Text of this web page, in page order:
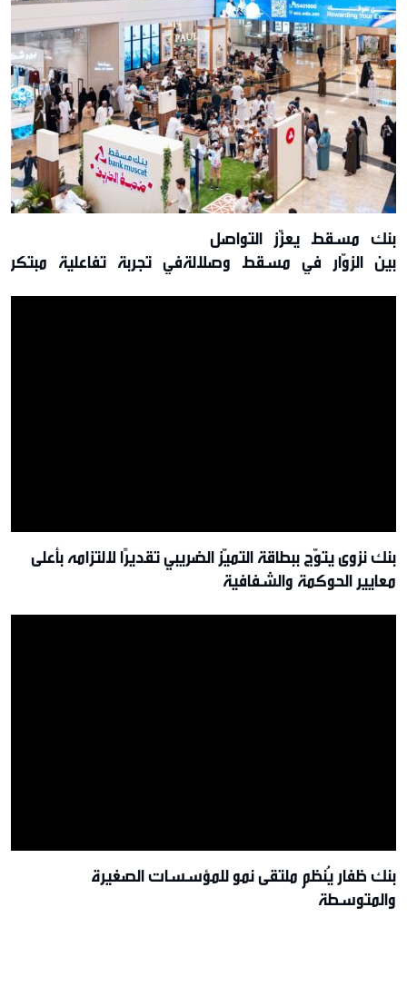
بنك مسقط يعزّز التواصل
بين الزوّار في مسقط وصلالةفي تجربة تفاعلية
بنك نزوى يتوّج ببطاقة التميّز الضريبي تقديرًا لالتزامه بأعلى
معايير الحوكمة والشفافية
بنك ظفار يُنظم ملتقى نمو للمؤسسات الصغيرة
والمتوسطة